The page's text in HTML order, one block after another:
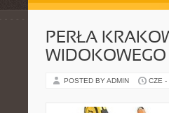
PERŁA
WIDOKOWEGO
POSTED BY ADMIN CZE -